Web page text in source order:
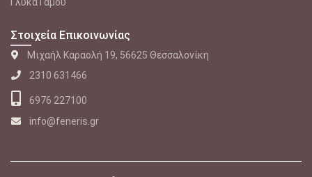
Στοιχεία Επικοινωνίας
Μιχαήλ Καραολή 19, 56625 Θεσσαλονίκη
2310 631466
6976 227100
info@feneris.gr